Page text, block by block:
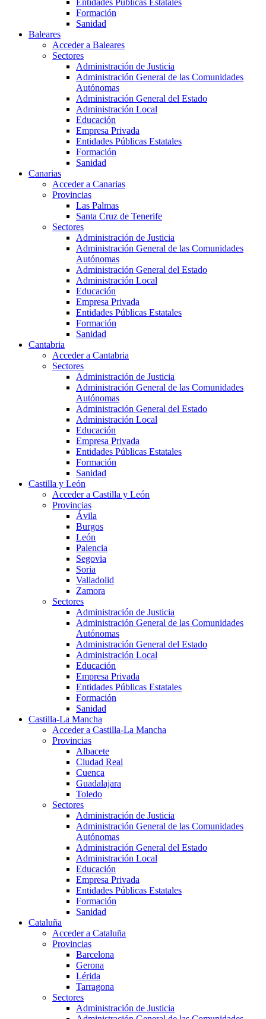
Entidades Públicas Estatales
Formación
Sanidad
Baleares
Acceder a Baleares
Sectores
Administración de Justicia
Administración General de las Comunidades
Autónomas
Administración General del Estado
Administración Local
Educación
Empresa Privada
Entidades Públicas Estatales
Formación
Sanidad
Canarias
Acceder a Canarias
Provincias
Las Palmas
Santa Cruz de Tenerife
Sectores
Administración de Justicia
Administración General de las Comunidades
Autónomas
Administración General del Estado
Administración Local
Educación
Empresa Privada
Entidades Públicas Estatales
Formación
Sanidad
Cantabria
Acceder a Cantabria
Sectores
Administración de Justicia
Administración General de las Comunidades
Autónomas
Administración General del Estado
Administración Local
Educación
Empresa Privada
Entidades Públicas Estatales
Formación
Sanidad
Castilla y León
Acceder a Castilla y León
Provincias
Ávila
Burgos
León
Palencia
Segovia
Soria
Valladolid
Zamora
Sectores
Administración de Justicia
Administración General de las Comunidades
Autónomas
Administración General del Estado
Administración Local
Educación
Empresa Privada
Entidades Públicas Estatales
Formación
Sanidad
Castilla-La Mancha
Acceder a Castilla-La Mancha
Provincias
Albacete
Ciudad Real
Cuenca
Guadalajara
Toledo
Sectores
Administración de Justicia
Administración General de las Comunidades
Autónomas
Administración General del Estado
Administración Local
Educación
Empresa Privada
Entidades Públicas Estatales
Formación
Sanidad
Cataluña
Acceder a Cataluña
Provincias
Barcelona
Gerona
Lérida
Tarragona
Sectores
Administración de Justicia